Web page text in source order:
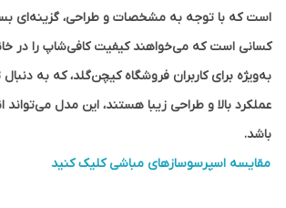
است که با توجه به مشخصات و طراحی، گزینه‌ای
کسانی است که می‌خواهند کیفیت کافی‌شاپ را در
به‌ویژه برای کاربران فروشگاه کیچن‌گلد، که به
عملکرد بالا و طراحی زیبا هستند، این مدل
باشد.
مقایسه اسپرسوسازهای مباشی کلیک کنید